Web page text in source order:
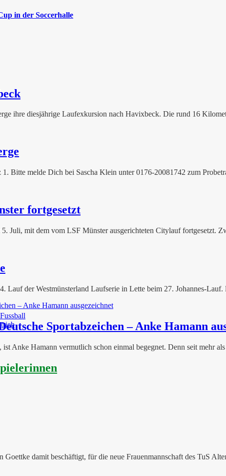
in der Soccerhalle
ihre diesjährige Laufexkursion nach Havixbeck. Die rund 16
Bitte melde Dich bei Sascha Klein unter 0176-20081742 zum
fortgesetzt
Juli, mit dem vom LSF Münster ausgerichteten Citylauf fortgesetzt.
Lauf der Westmünsterland Laufserie in Lette beim 27. Johannes-
Sportabzeichen – Anke Hamann
Anke Hamann vermutlich schon einmal begegnet. Denn seit mehr
damit beschäftigt, für die neue Frauenmannschaft des TuS